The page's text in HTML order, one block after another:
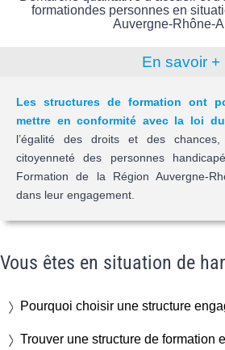
formationdes personnes en
Auvergne-Rhône-
En savoir +
Les structures de formation ont
mettre en conformité avec la loi
l’égalité des droits et des
citoyenneté des personnes
Formation de la Région Auvergne-
dans leur engagement.
Vous êtes en situation de
Pourquoi choisir une structure
Trouver une structure de formation